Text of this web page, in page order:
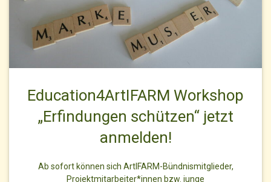
Education4ArtIFARM Workshop
„Erfindungen schützen“ jetzt
anmelden!
Ab sofort können sich ArtIFARM-Bündnismitglieder,
Projektmitarbeiter*innen bzw. junge